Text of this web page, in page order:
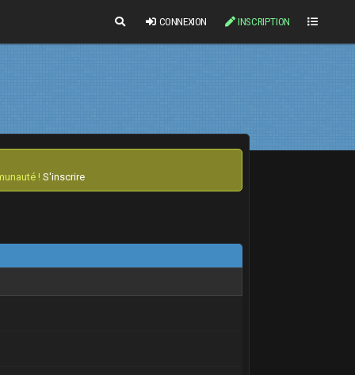
CONNEXION INSCRIPTION
! S'inscrire